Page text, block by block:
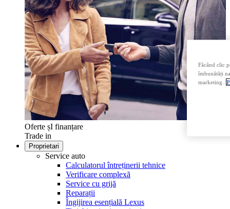
Oferte șI finanțare
Trade in
Proprietari
Service auto
Calculatorul întreținerii tehnice
Verificare complexă
Service cu grijă
Reparații
Îngijirea esențială Lexus
Făcând clic
îmbunătăți
marketing.